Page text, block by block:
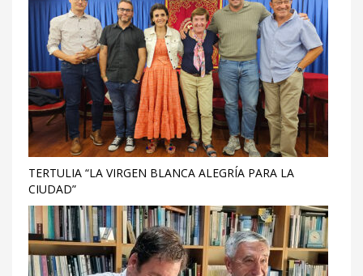
TERTULIA “LA VIRGEN BLANCA ALEGRÍA PARA LA
CIUDAD”